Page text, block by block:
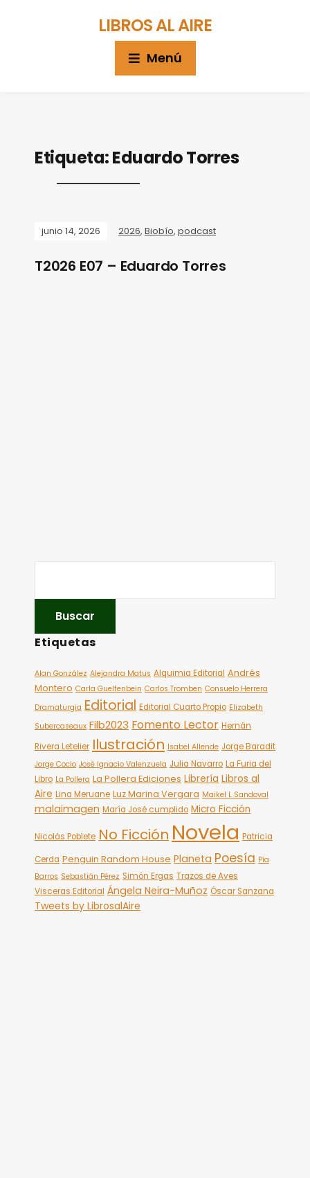
LIBROS AL AIRE
Menú
Etiqueta:Eduardo Torres
junio 14, 2026 2026, Biobío, podcast
T2026 E07 – Eduardo Torres
Etiquetas
Alan González Alejandra Matus Alquimia Editorial Andrés
Montero Carla Guelfenbein Carlos Tromben Consuelo Herrera
Dramaturgia Editorial Editorial Cuarto Propio Elizabeth
Subercaseaux Filb2023 Fomento Lector Hernán
Rivera Letelier Ilustración Isabel Allende Jorge Baradit
Jorge Cocio José Ignacio Valenzuela Julia Navarro La Furia del
Libro La Pollera La Pollera Ediciones Librería Libros al
Aire Lina Meruane Luz Marina Vergara Maikel L Sandoval
malaimagen María José cumplido Micro Ficción
Nicolás Poblete No Ficción Novela Patricia
Cerda Penguin Random House Planeta Poesía Pía
Barros Sebastián Pérez Simón Ergas Trazos de Aves
Visceras Editorial Ángela Neira-Muñoz Óscar Sanzana
Tweets by LibrosalAire